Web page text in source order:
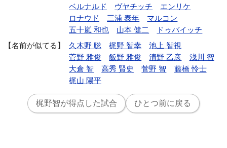
ベルナルド
ヴヤチッチ
エンリケ
ロナウド
三浦 泰年
マルコン
五十嵐 和也
山本 健二
ドゥバイッチ
名前が似てる
久木野 聡 梶野 智幸
池上 智視
菅野 雅俊
飯野 雅俊 清野 乙彦
浅川 智
大倉 智
高秀 賢史 菅野 智
藤橋 怜士
梶山 陽平
梶野智が得点した試合 ひとつ前に戻る